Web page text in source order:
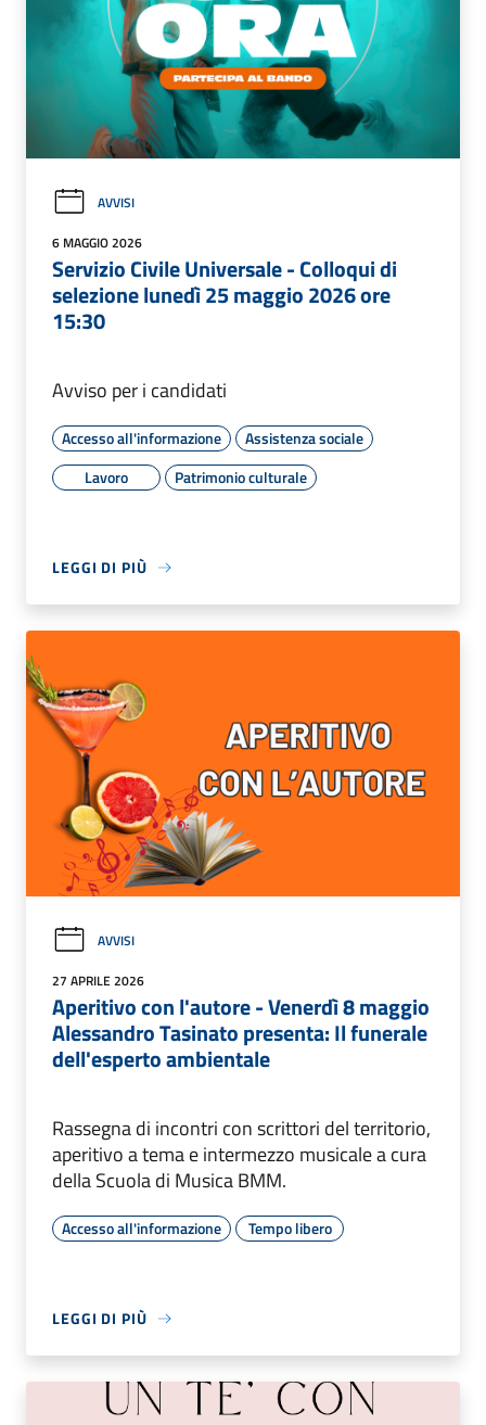
AVVISI
6 MAGGIO 2026
Servizio Civile Universale - Colloqui di
selezione lunedì 25 maggio 2026 ore
15:30
Avviso per i candidati
Accesso all'informazione
Assistenza sociale
Lavoro
Patrimonio culturale
LEGGI DI PIÙ
AVVISI
27 APRILE 2026
Aperitivo con l'autore - Venerdì 8 maggio
Alessandro Tasinato presenta: Il funerale
dell'esperto ambientale
Rassegna di incontri con scrittori del territorio,
aperitivo a tema e intermezzo musicale a cura
della Scuola di Musica BMM.
Accesso all'informazione Tempo libero
LEGGI DI PIÙ